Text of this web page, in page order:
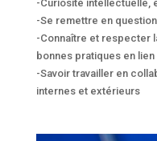
-Curiosité intellectuelle,
-Se remettre en
-Connaître et respecter
bonnes pratiques en
-Savoir travailler en
internes et extérieurs